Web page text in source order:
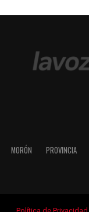
MORÓN PROVINCIA